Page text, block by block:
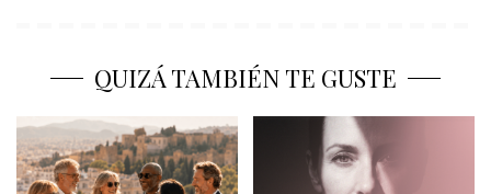
QUIZÁ TAMBIÉN TE GUSTE